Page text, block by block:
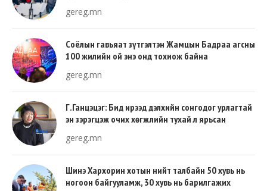
gereg.mn
Соёлын гавьяат зүтгэлтэн Жамцын Бадраа агсны
100 жилийн ой энэ онд тохиож байна
gereg.mn
Г.Ганцэцэг: Бид ирээд дэлхийн сонгодог урлагтай
эн зэрэгцэж очих хөгжлийн тухай л ярьсан
gereg.mn
Шинэ Хархорин хотын нийт талбайн 50 хувь нь
ногоон байгууламж, 30 хувь нь барилгажих